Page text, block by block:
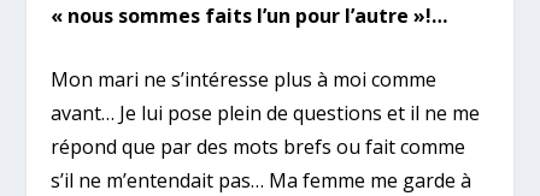
« nous sommes faits l’un pour l’autre »!…
Mon mari ne s’intéresse plus à moi comme
avant… Je lui pose plein de questions et il ne me
répond que par des mots brefs ou fait comme
s’il ne m’entendait pas… Ma femme me garde à